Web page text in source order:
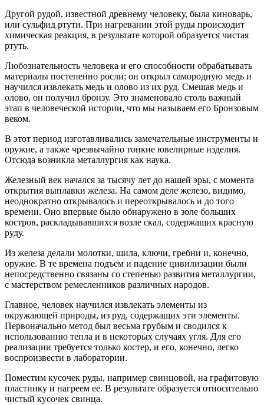
Другой рудой, известной древнему человеку, была киноварь,
или сульфид ртути. При нагревании этой руды происходит
химическая реакция, в результате которой образуется чистая
ртуть.
Любознательность человека и его способности обрабатывать
материалы постепенно росли; он открыл самородную медь и
научился извлекать медь и олово из их руд. Смешав медь и
олово, он получил бронзу. Это знаменовало столь важный
этап в человеческой истории, что мы называем его Бронзовым
веком.
В этот период изготавливались замечательные инструменты и
оружие, а также чрезвычайно тонкие ювелирные изделия.
Отсюда возникла металлургия как наука.
Железный век начался за тысячу лет до нашей эры, с момента
открытия выплавки железа. На самом деле железо, видимо,
неоднократно открывалось и переоткрывалось и до того
времени. Оно впервые было обнаружено в золе больших
костров, раскладывавшихся возле скал, содержащих красную
руду.
Из железа делали молотки, шила, ключи, гребни и, конечно,
оружие. В те времена подъем и падение цивилизации были
непосредственно связаны со степенью развития металлургии,
с мастерством ремесленников различных народов.
Главное, человек научился извлекать элементы из
окружающей природы, из руд, содержащих эти элементы.
Первоначально метод был весьма грубым и сводился к
использованию тепла и в некоторых случаях угля. Для его
реализации требуется только костер, и его, конечно, легко
воспроизвести в лаборатории.
Поместим кусочек руды, например свинцовой, на графитовую
пластинку и нагреем ее. В результате образуется относительно
чистый кусочек свинца.